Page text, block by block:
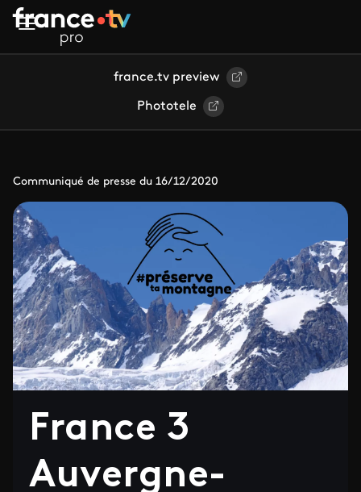
Aller au contenu principal
france.tv preview
Phototele
Communiqué de presse du 16/12/2020
France 3
Auvergne-